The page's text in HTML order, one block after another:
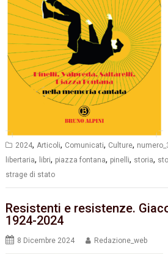
2024,Articoli, Comunicati, Culture,
libertaria, libri, piazza fontana, pinelli, storia,
strage di stato
Resistenti e resistenze.
1924-2024
8 Dicembre 2024 Redazione_web